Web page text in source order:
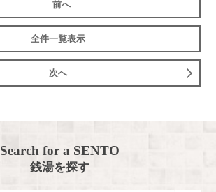
前へ
全件一覧表示
次へ
Search for a SENTO
銭湯を探す